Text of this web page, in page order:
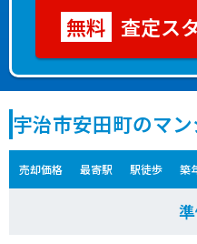
査定ス
宇治市安田町のマ
売却価格 最寄駅 駅徒歩 築